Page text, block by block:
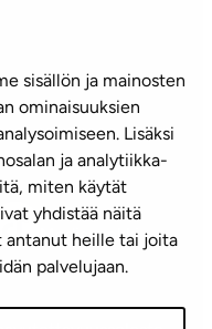
sisällön ja mainosten
ominaisuuksien
Lisäksi
ja analytiikka-
miten käytät
yhdistää näitä
heille tai joita
palvelujaan.
Mediapankki